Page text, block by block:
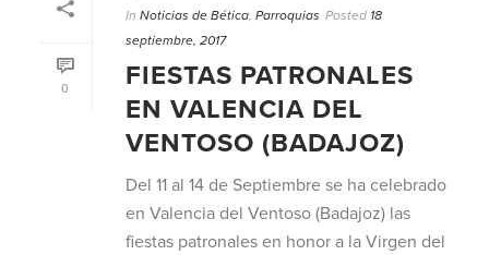
0
In Noticias de Bética, Parroquias Posted 18
septiembre, 2017
FIESTAS PATRONALES
EN VALENCIA DEL
VENTOSO (BADAJOZ)
Del 11 al 14 de Septiembre se ha celebrado
en Valencia del Ventoso (Badajoz) las
fiestas patronales en honor a la Virgen del